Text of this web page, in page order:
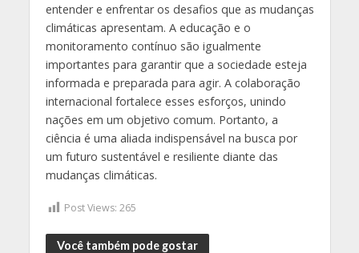
entender e enfrentar os desafios que as mudanças
climáticas apresentam. A educação e o
monitoramento contínuo são igualmente
importantes para garantir que a sociedade esteja
informada e preparada para agir. A colaboração
internacional fortalece esses esforços, unindo
nações em um objetivo comum. Portanto, a
ciência é uma aliada indispensável na busca por
um futuro sustentável e resiliente diante das
mudanças climáticas.
Post Views: 265
Você também pode gostar